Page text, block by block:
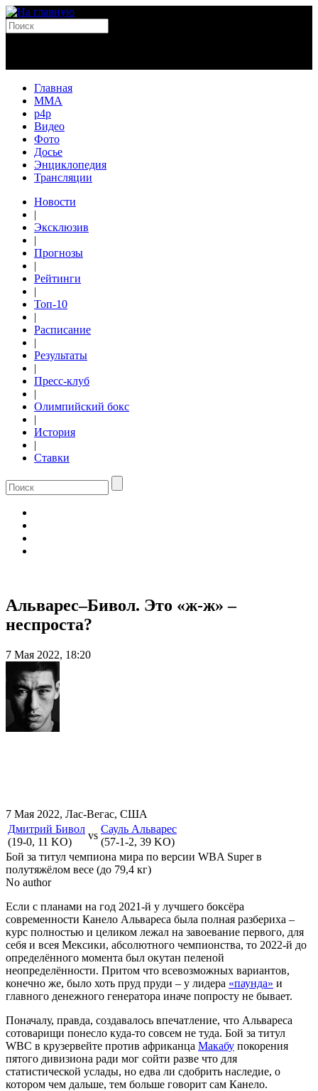
Главная
MMA
p4p
Видео
Фото
Досье
Энциклопедия
Трансляции
Новости
|
Эксклюзив
|
Прогнозы
|
Рейтинги
|
Топ-10
|
Расписание
|
Результаты
|
Пресс-клуб
|
Олимпийский бокс
|
История
|
Ставки
Альварес–Бивол. Это «ж-ж» –
неспроста?
7 Мая 2022, 18:20
7 Мая 2022, Лас-Вегас, США
Дмитрий Бивол
(19-0, 11 KO)
vs
Сауль Альварес
(57-1-2, 39 KO)
Бой за титул чемпиона мира по версии WBA Super в
полутяжёлом весе (до 79,4 кг)
No author
Если с планами на год 2021-й у лучшего боксёра
современности Канело Альвареса была полная разбериха –
курс полностью и целиком лежал на завоевание первого, для
себя и всея Мексики, абсолютного чемпионства, то 2022-й до
определённого момента был окутан пеленой
неопределённости. Притом что всевозможных вариантов,
конечно же, было хоть пруд пруди – у лидера «паунда» и
главного денежного генератора иначе попросту не бывает.
Поначалу, правда, создавалось впечатление, что Альвареса
сотоварищи понесло куда-то совсем не туда. Бой за титул
WBC в крузервейте против африканца Макабу покорения
пятого дивизиона ради мог сойти разве что для
статистической услады, но едва ли сдобрить наследие, о
котором чем дальше, тем больше говорит сам Канело.